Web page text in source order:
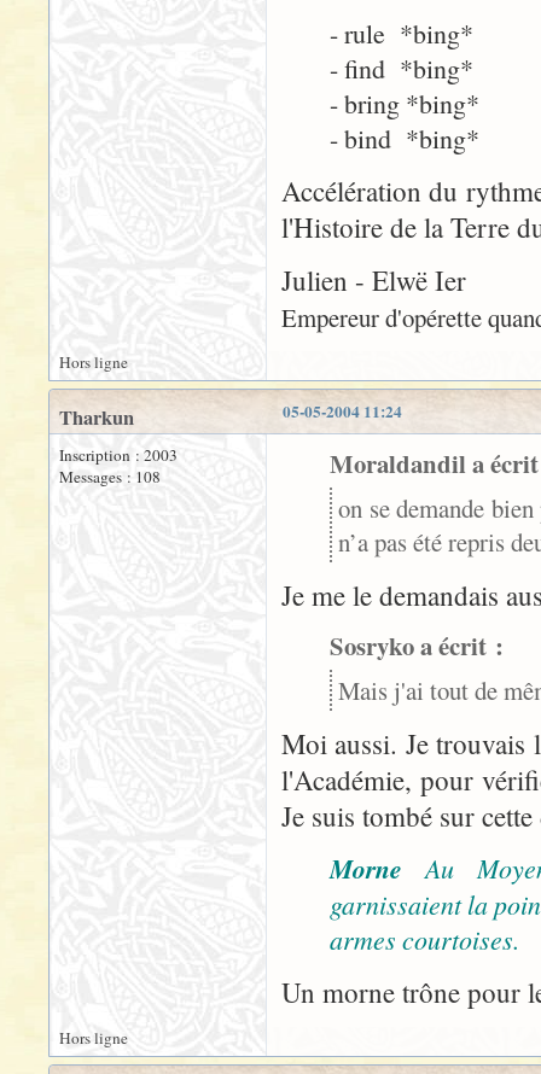
- rule *bing*
- find *bing*
- bring *bing*
- bind *bing*
Accélération du
l'Histoire de la Terre
Julien - Elwë Ier
Empereur d'opérette
Hors ligne
05-05-2004 11:24
Tharkun
Inscription : 2003
Messages : 108
Moraldandil a
on se demande
n’a pas été repris
Je me le demandais
Sosryko a écrit :
Mais j'ai tout de
Moi aussi. Je trouvais
l'Académie, pour
Je suis tombé sur
MorneAu
garnissaient la
armes courtoises.
Un morne trône pour
Hors ligne